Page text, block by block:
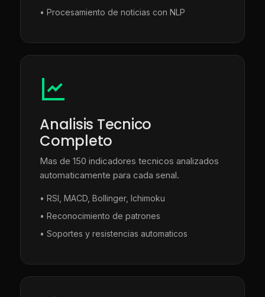
• Procesamiento de noticias con NLP
Analisis Tecnico
Completo
Mas de 150 indicadores tecnicos analizados
automaticamente para cada senal.
• RSI, MACD, Bollinger, Ichimoku
• Reconocimiento de patrones
• Soportes y resistencias automaticos